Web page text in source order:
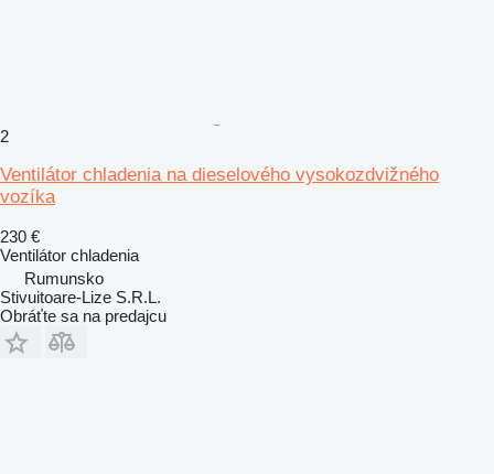
2
Ventilátor chladenia na dieselového vysokozdvižného
vozíka
230 €
Ventilátor chladenia
Rumunsko
Stivuitoare-Lize S.R.L.
Obráťte sa na predajcu